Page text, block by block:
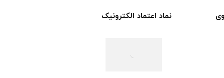
نماد اعتماد الکترونیک